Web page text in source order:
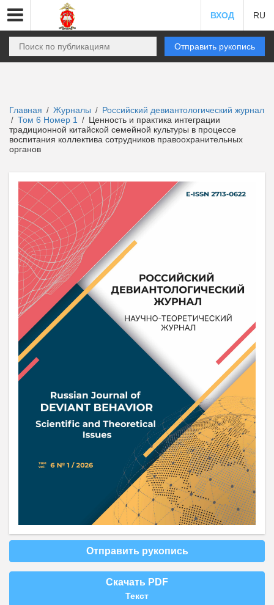
ВХОД RU
Отправить рукопись
Главная / Журналы / Российский девиантологический журнал
/ Том 6 Номер 1 / Ценность и практика интеграции
традиционной китайской семейной культуры в процессе
воспитания коллектива сотрудников правоохранительных
органов
Отправить рукопись
Скачать PDF
Текст